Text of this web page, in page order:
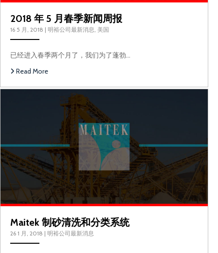
2018 年 5 月春季新闻周报
16 5 月, 2018 | 明裕公司最新消息, 美国
已经进入春季两个月了，我们为了蓬勃…
Read More
Maitek 制砂清洗和分类系统
26 1 月, 2018 | 明裕公司最新消息